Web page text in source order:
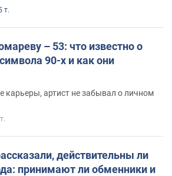
т.
– 53: что известно о
90-х и как они
карьеры, артист не забывал о личном
действительны ли
принимают ли обменники и